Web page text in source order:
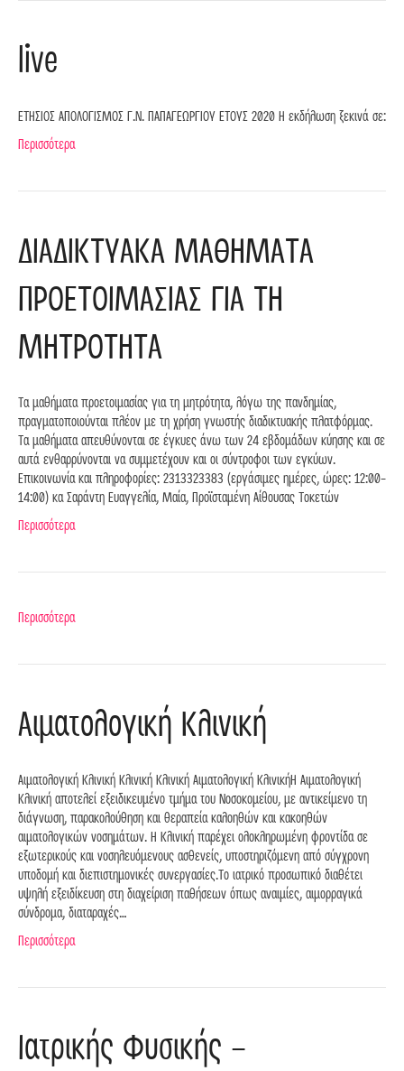
live
ΕΤΗΣΙΟΣ ΑΠΟΛΟΓΙΣΜΟΣ Γ.Ν. ΠΑΠΑΓΕΩΡΓΙΟΥ ΕΤΟΥΣ 2020 H εκδήλωση ξεκινά σε:
Περισσότερα
ΔΙΑΔΙΚΤΥΑΚΑ ΜΑΘΗΜΑΤΑ
ΠΡΟΕΤΟΙΜΑΣΙΑΣ ΓΙΑ ΤΗ
ΜΗΤΡΟΤΗΤΑ
Τα μαθήματα προετοιμασίας για τη μητρότητα, λόγω της πανδημίας,
πραγματοποιούνται πλέον με τη χρήση γνωστής διαδικτυακής πλατφόρμας.
Τα μαθήματα απευθύνονται σε έγκυες άνω των 24 εβδομάδων κύησης και σε
αυτά ενθαρρύνονται να συμμετέχουν και οι σύντροφοι των εγκύων.
Επικοινωνία και πληροφορίες: 2313323383 (εργάσιμες ημέρες, ώρες: 12:00-
14:00) κα Σαράντη Ευαγγελία, Μαία, Προϊσταμένη Αίθουσας Τοκετών
Περισσότερα
Περισσότερα
Αιματολογική Κλινική
Αιματολογική Κλινική Κλινική Κλινική Αιματολογική ΚλινικήΗ Αιματολογική
Κλινική αποτελεί εξειδικευμένο τμήμα του Νοσοκομείου, με αντικείμενο τη
διάγνωση, παρακολούθηση και θεραπεία καλοηθών και κακοηθών
αιματολογικών νοσημάτων. Η Κλινική παρέχει ολοκληρωμένη φροντίδα σε
εξωτερικούς και νοσηλευόμενους ασθενείς, υποστηριζόμενη από σύγχρονη
υποδομή και διεπιστημονικές συνεργασίες.Το ιατρικό προσωπικό διαθέτει
υψηλή εξειδίκευση στη διαχείριση παθήσεων όπως αναιμίες, αιμορραγικά
σύνδρομα, διαταραχές…
Περισσότερα
Ιατρικής Φυσικής –